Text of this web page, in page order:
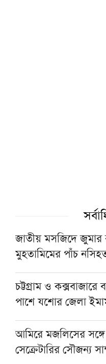
কেন্দ্রীয় নির্বাহী পরিষদ
মুফতি ইয়াসির নাদিম
মামলা
পাকিস্তান-সৌদি ও
জানালেন মুফতি তাকি
জাতীয় মসজিদে জুমার
মুহতামিমের পাঁচ
চট্টগ্রাম ও কক্সবাজারে
পাশে যশোর জেলা
আমিরে মজলিসের সঙ্গে
সেক্রেটারির সৌজন্য